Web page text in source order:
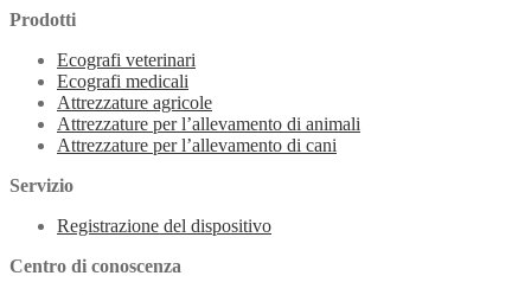
Prodotti
Ecografi veterinari
Ecografi medicali
Attrezzature agricole
Attrezzature per l’allevamento di animali
Attrezzature per l’allevamento di cani
Servizio
Registrazione del dispositivo
Centro di conoscenza